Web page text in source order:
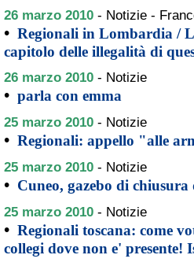
26 marzo 2010 - Notizie -
• Regionali in Lombardia /
capitolo delle illegalità di
26 marzo 2010 - Notizie
• parla con emma
25 marzo 2010 - Notizie
• Regionali: appello "alle
25 marzo 2010 - Notizie
• Cuneo, gazebo di
25 marzo 2010 - Notizie
• Regionali toscana: come
collegi dove non e' presente!